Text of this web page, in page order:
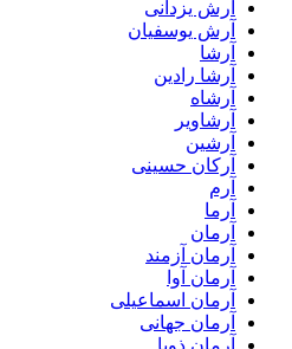
آرش یزدانی
آرش یوسفیان
آرشا
آرشا رادین
آرشاه
آرشاویر
آرشین
آرکان حسینی
آرم
آرما
آرمان
آرمان آزمند
آرمان آوا
آرمان اسماعیلی
آرمان جهانی